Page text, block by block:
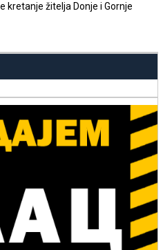
kretanje žitelja Donje i Gornje